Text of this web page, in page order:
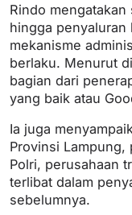
Rindo
hingga penyaluran
mekanisme
berlaku. Menurut
bagian dari
yang baik atau
Ia juga
Provinsi Lampung,
Polri, perusahaan
terlibat dalam
sebelumnya.